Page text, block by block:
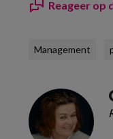
Reageer op
Management